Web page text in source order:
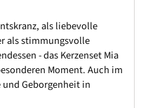
als liebevolle
als stimmungsvolle
- das Kerzenset Mia
Moment. Auch im
und Geborgenheit in